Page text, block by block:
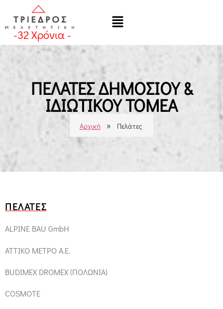
-32Χρόνια -
ΠΕΛΑΤΕΣ ΔΗΜΟΣΙΟΥ &
ΙΔΙΩΤΙΚΟΥ ΤΟΜΕΑ
Αρχική » Πελάτες
ΠΕΛΑΤΕΣ
ALPINE BAU GmbH
ATTIKO ΜΕΤΡΟ Α.Ε.
BUDIMEX DROMEX (ΠΟΛΩΝΙΑ)
COSMOTE